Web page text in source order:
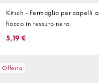
Kitsch - Fermaglio per capelli a
fiocco in tessuto nero
5,19 €
Offerta